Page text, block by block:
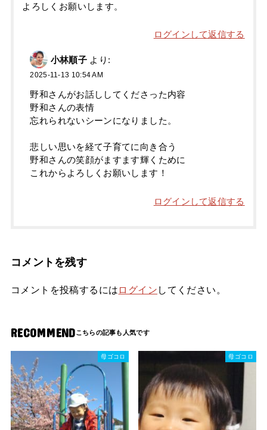
よろしくお願いします。
ログインして返信する
小林順子 より:
2025-11-13 10:54 AM
野和さんがお話ししてくださった内容
野和さんの表情
忘れられないシーンになりました。
悲しい思いを経て子育てに向き合う
野和さんの笑顔がますます輝くために
これからよろしくお願いします！
ログインして返信する
コメントを残す
コメントを投稿するには ログイン してください。
RECOMMEND
母ゴコロ 母ゴコロ